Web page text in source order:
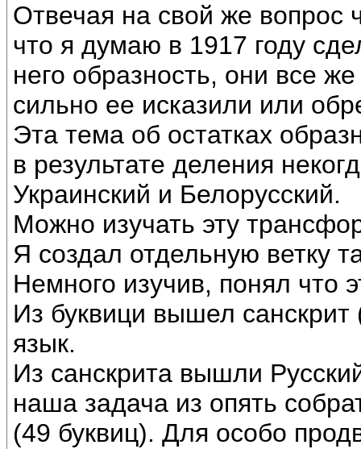
Отвечая на свой же вопрос
что я думаю в 1917 году
него образность, они все
сильно ее исказили или
Эта тема об остатках
в результате деления
Украинский и Белорусский.
Можно изучать эту
Я создал отдельную ветку
Немного изучив, понял что
Из буквици вышел
язык.
Из санскрита вышли
наша задача из опять
(49 буквиц). Для особо